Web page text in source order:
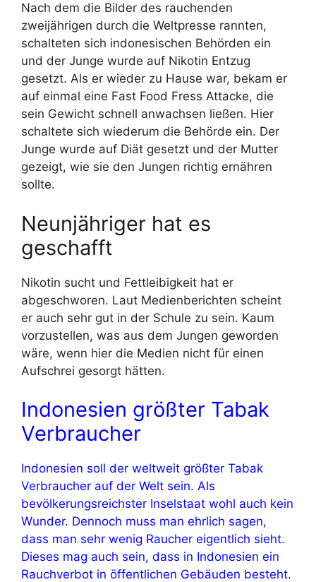
Nach dem die Bilder des rauchenden
zweijährigen durch die Weltpresse rannten,
schalteten sich indonesischen Behörden ein
und der Junge wurde auf Nikotin Entzug
gesetzt. Als er wieder zu Hause war, bekam er
auf einmal eine Fast Food Fress Attacke, die
sein Gewicht schnell anwachsen ließen. Hier
schaltete sich wiederum die Behörde ein. Der
Junge wurde auf Diät gesetzt und der Mutter
gezeigt, wie sie den Jungen richtig ernähren
sollte.
Neunjähriger hat es
geschafft
Nikotin sucht und Fettleibigkeit hat er
abgeschworen. Laut Medienberichten scheint
er auch sehr gut in der Schule zu sein. Kaum
vorzustellen, was aus dem Jungen geworden
wäre, wenn hier die Medien nicht für einen
Aufschrei gesorgt hätten.
Indonesien größter Tabak
Verbraucher
Indonesien soll der weltweit größter Tabak
Verbraucher auf der Welt sein. Als
bevölkerungsreichster Inselstaat wohl auch kein
Wunder. Dennoch muss man ehrlich sagen,
dass man sehr wenig Raucher eigentlich sieht.
Dieses mag auch sein, dass in Indonesien ein
Rauchverbot in öffentlichen Gebäuden besteht.